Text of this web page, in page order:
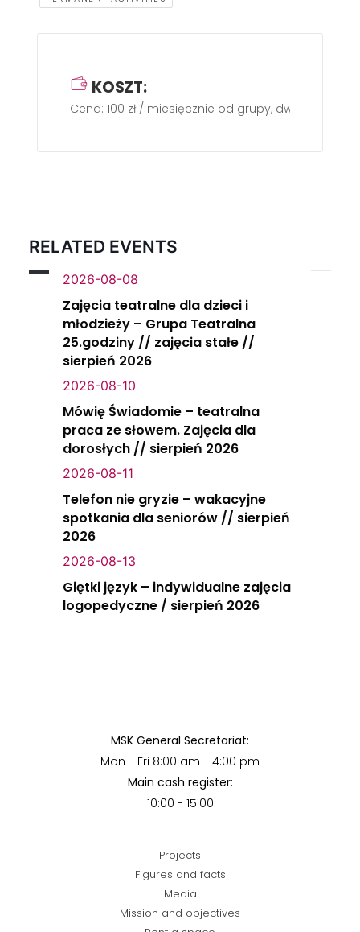
KOSZT:
Cena: 100 zł / miesięcznie od grupy, dwa razy w
RELATED EVENTS
2026-08-08
Zajęcia teatralne dla dzieci i
młodzieży – Grupa Teatralna
25.godziny // zajęcia stałe //
sierpień 2026
2026-08-10
Mówię Świadomie – teatralna
praca ze słowem. Zajęcia dla
dorosłych // sierpień 2026
2026-08-11
Telefon nie gryzie – wakacyjne
spotkania dla seniorów // sierpień
2026
2026-08-13
Giętki język – indywidualne zajęcia
logopedyczne / sierpień 2026
MSK General Secretariat:
Mon - Fri 8:00 am - 4:00 pm
Main cash register:
10:00 - 15:00
Projects
Figures and facts
Media
Mission and objectives